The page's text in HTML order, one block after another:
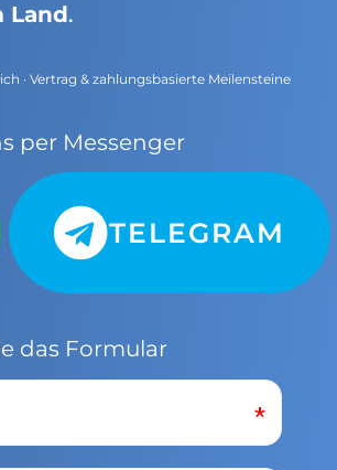
Land.
· Vertrag & zahlungsbasierte Meilensteine
per Messenger
TELEGRAM
das Formular